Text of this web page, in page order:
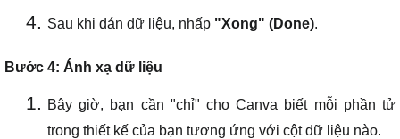
Sau khi dán dữ liệu, nhấp "Xong" (Done).
Bước 4: Ánh xạ dữ liệu
Bây giờ, bạn cần "chỉ" cho Canva biết mỗi phần tử
trong thiết kế của bạn tương ứng với cột dữ liệu nào.